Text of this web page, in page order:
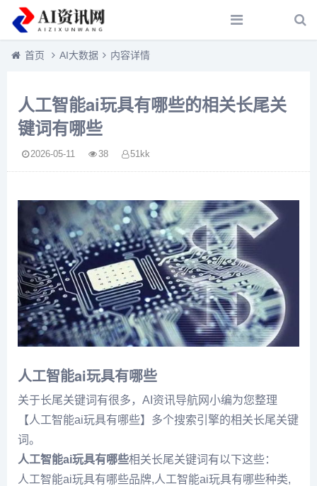
首页 AI大数据 内容详情
人工智能ai玩具有哪些的相关长尾关
键词有哪些
2026-05-11 38 51kk
人工智能ai玩具有哪些
关于长尾关键词有很多，AI资讯导航网小编为您整理
【人工智能ai玩具有哪些】多个搜索引擎的相关长尾关键
词。
人工智能ai玩具有哪些相关长尾关键词有以下这些：
人工智能ai玩具有哪些品牌,人工智能ai玩具有哪些种类,